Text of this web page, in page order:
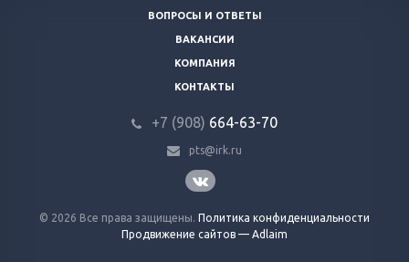
ВОПРОСЫ И ОТВЕТЫ
ВАКАНСИИ
КОМПАНИЯ
КОНТАКТЫ
+7 (908) 664-63-70
pts@irk.ru
© 2026 Все права защищены. Политика конфиденциальности
Продвижение сайтов — Adlaim